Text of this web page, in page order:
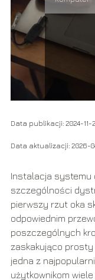
Data publikacji: 2024-11-
Data aktualizacji: 2026-
Instalacja systemu
szczególności
pierwszy rzut oka
odpowiednim
poszczególnych
zaskakująco
jedna z
użytkownikom